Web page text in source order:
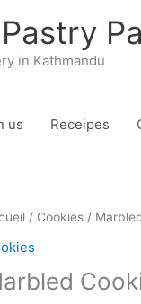
in Kathmandu
us Receipes
/ Cookies /